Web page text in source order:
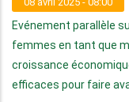
Evénement parallèle
femmes en tant que
croissance
efficaces pour faire